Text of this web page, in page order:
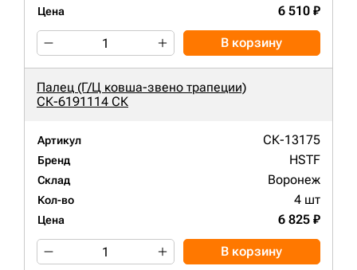
Цена 6 510 ₽
В корзину
Палец (Г/Ц ковша-звено трапеции)
СК-6191114 СК
Артикул СК-13175
Бренд HSTF
Склад Воронеж
Кол-во 4 шт
Цена 6 825 ₽
В корзину